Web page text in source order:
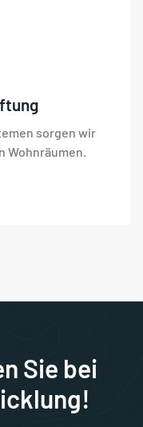
sorgen wir
Wohnräumen.
Sie bei